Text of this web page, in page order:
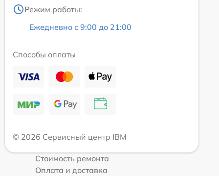
Режим работы:
Ежедневно с 9:00 до 21:00
Способы оплаты
© 2026 Сервисный центр IBM
Стоимость ремонта
Оплата и доставка